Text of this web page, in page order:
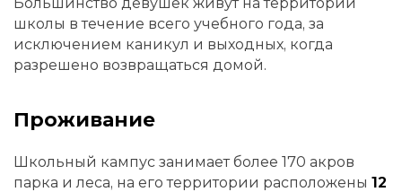
школы в течение всего учебного года, за
исключением каникул и выходных, когда
разрешено возвращаться домой.
Проживание
Школьный кампус занимает более 170 акров
парка и леса, на его территории расположены 12